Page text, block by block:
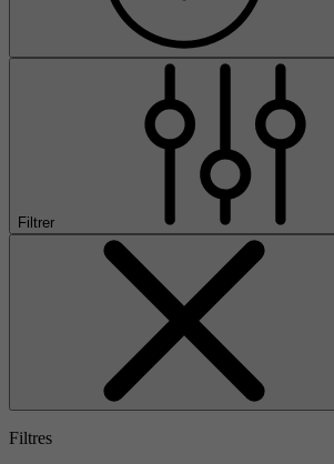
Filtrer
Filtres